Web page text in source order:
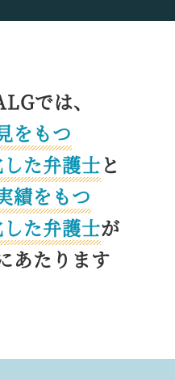
では、
をもつ
た弁護士と
績をもつ
た弁護士が
あたります